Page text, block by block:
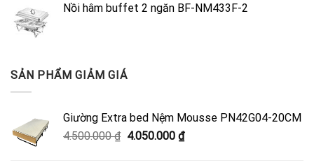
Nồi hâm buffet 2 ngăn BF-NM433F-2
SẢN PHẨM GIẢM GIÁ
Giường Extra bed Nệm Mousse PN42G04-20CM
4.500.000₫ Giá
4.050.000 ₫Giá